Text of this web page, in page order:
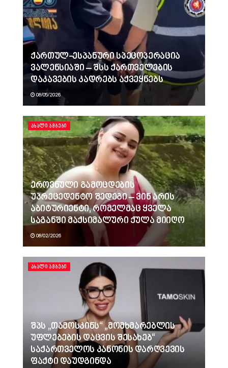
ქართულ-ესპანური სპეცოპერაცია
ვალენსიაში – შსს ქართველების
დაკავების კადრებს აქვეყნებს
08/05/2026
ᲐᲮᲐᲚᲘ ᲐᲛᲑᲔᲑᲘ
ეროვნული გამოცდების
უპრეცედენტო შედეგი – ვინ არის
აბიტურიენტი, რომელმაც ყველა
საგანში მაქსიმალური ქულა მიიღო
08/02/2026
ᲐᲮᲐᲚᲘ ᲐᲛᲑᲔᲑᲘ
შპს „თამოსკინს“ „მომხმარებლის
უფლებების დაცვის შესახებ“
საქართველოს კანონის დარღვევის
ფაქტი დაუდგინდა